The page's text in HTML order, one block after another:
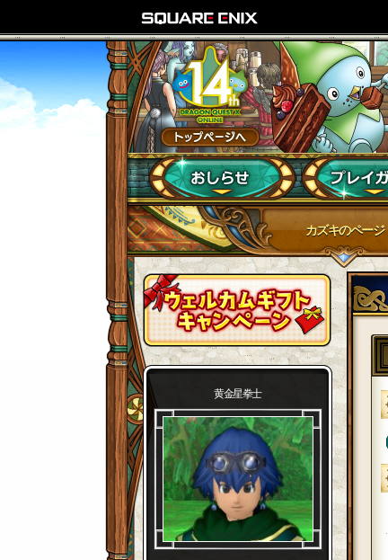
カズキのページ
黄金星拳士